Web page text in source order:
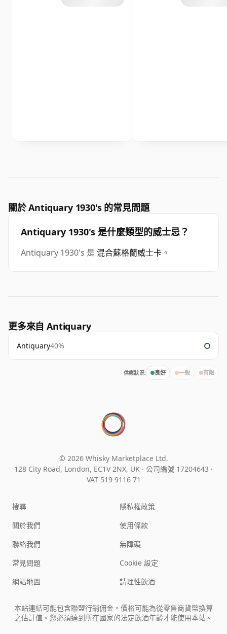
關於 Antiquary 1930's 的常見問題
Antiquary 1930's 是什麼類型的威士忌？
Antiquary 1930's 是 混合蘇格蘭威士卡 。
更多來自 Antiquary
Antiquary40%
供應狀況: 良好 一般 有限
© 2026 Whisky Marketplace Ltd.
128 City Road, London, EC1V 2NX, UK · 公司編號 17204643 ·
VAT 519 9116 71
搜尋
關於我們
聯絡我們
常見問題
網站地圖
隱私權政策
使用條款
無障礙
Cookie 設定
請理性飲酒
本站連結可能包含聯盟行銷佣金。價格可能為從零售商貨幣換算
之估計值。您必須達到所在國家的法定飲酒年齡才能使用本站。